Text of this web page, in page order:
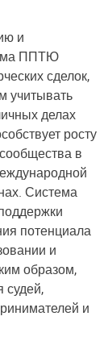
и
ППТЮ
сделок,
учитывать
делах
росту
в
Система
потенциала
и
образом,
и